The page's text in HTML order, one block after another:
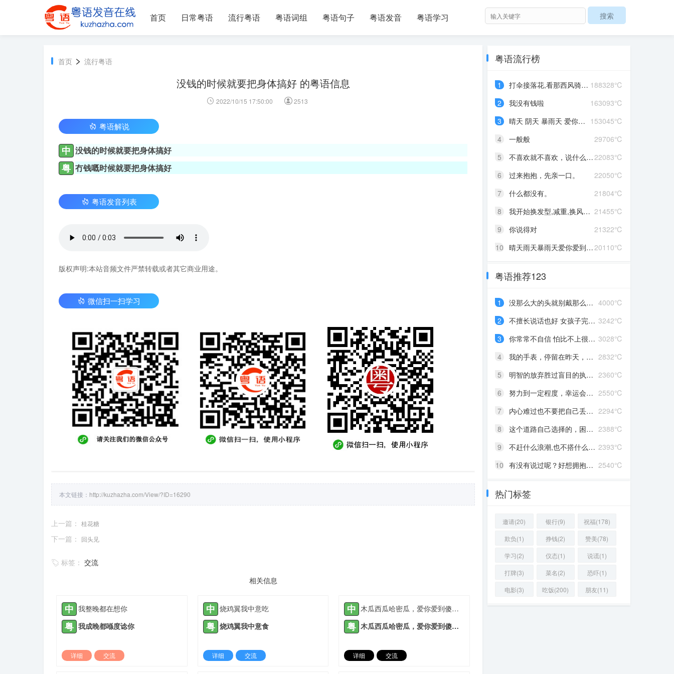
首页 日常粤语 流行粤语 粤语词组 粤语句子 粤语发音 粤语学习
首页 > 流行粤语
没钱的时候就要把身体搞好 的粤语信息
2022/10/15 17:50:00 2513
粤语解说
中 没钱的时候就要把身体搞好
粤 冇钱嘅时候就要把身体搞好
粤语发音列表
版权声明:本站音频文件严禁转载或者其它商业用途。
微信扫一扫学习
本文链接： http://kuzhazha.com/View/?ID=16290
上一篇： 桂花糖
下一篇： 回头见
标签： 交流
相关信息
中 我整晚都在想你
粤 我成晚都喺度谂你
详细
交流
中 烧鸡翼我中意吃
粤 烧鸡翼我中意食
详细
交流
中 木瓜西瓜哈密瓜，爱你爱到傻瓜瓜
粤 木瓜西瓜哈密瓜，爱你爱到傻瓜瓜
详细
交流
粤语流行榜
188328℃
1
打伞接落花,看那西风骑瘦马
163093℃
2
我没有钱啦
153045℃
3
晴天 阴天 暴雨天 爱你爱到发晒颠
29706℃
4
一般般
22083℃
5
不喜欢就不喜欢，说什么对不起
22050℃
6
过来抱抱，先亲一口。
21804℃
7
什么都没有。
21455℃
8
我开始换发型,减重,换风格,开始往前走,不好意思啊这一次,我一定要赢
21322℃
9
你说得对
20110℃
10 晴天雨天暴雨天爱你爱到发了颠
粤语推荐123
4000℃
1
没那么大的头就别戴那么大的帽
3242℃
2
不擅长说话也好 女孩子完全沉浸在自己喜欢的事情里 最可爱了 剩下的我会圆场
3028℃
3
你常常不自信 怕比不上很多人 但我觉得你就是最好的 怎么都好 我想告诉你 我对你的爱是兜底 是连你自己都不喜欢自己的时候 还有我来爱你
2832℃
4
我的手表，停留在昨天，从此你赶路，我赶时间
2360℃
5
明智的放弃胜过盲目的执着，去吹吹风吧，能清醒的话感冒也没关系。
2550℃
6
努力到一定程度，幸运会不期而至
2294℃
7
内心难过也不要把自己丢在黑暗中，无限放大自己的情绪。按时睡觉，好好吃饭，洗个热乎的澡，喝甜甜的奶茶。看看长河落日，花朵树木，驱逐丧气再努力奔跑，生活到处是发光的星星。
2388℃
8
这个道路自己选择的，困难多大都不要哭啦
2393℃
9
不赶什么浪潮,也不搭什么船,我自己有海
2540℃
10 有没有说过呢？好想拥抱你啊！
热门标签
邀请(20) 银行(9)
祝福(178)
欺负(1)
挣钱(2)
赞美(78)
学习(2)
仪态(1)
说谎(1)
打牌(3)
菜名(2)
恐吓(1)
电影(3)
吃饭(200) 朋友(11)